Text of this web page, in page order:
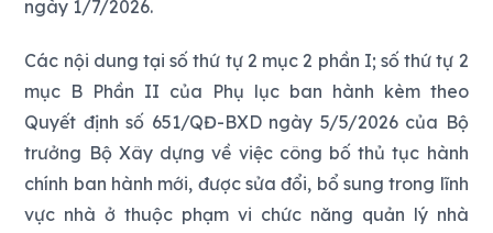
ngày 1/7/2026.
Các nội dung tại số thứ tự 2 mục 2 phần I; số thứ tự 2
mục B Phần II của Phụ lục ban hành kèm theo
Quyết định số 651/QĐ-BXD ngày 5/5/2026 của Bộ
trưởng Bộ Xây dựng về việc công bố thủ tục hành
chính ban hành mới, được sửa đổi, bổ sung trong lĩnh
vực nhà ở thuộc phạm vi chức năng quản lý nhà